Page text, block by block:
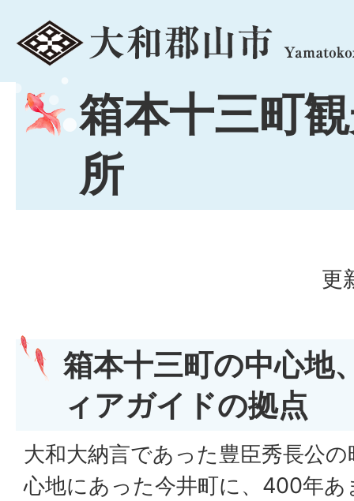
menu
箱本十三町
所
更
箱本十三町の中心地
ィアガイドの拠点
大和大納言であった豊臣秀長公
心地にあった今井町に、400年